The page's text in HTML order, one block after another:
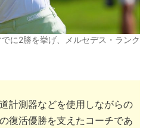
に2勝を挙げ、メルセデス・ランク
計測器などを使用しながらの
復活優勝を支えたコーチであ